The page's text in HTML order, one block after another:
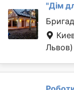
"Дім
Львов)